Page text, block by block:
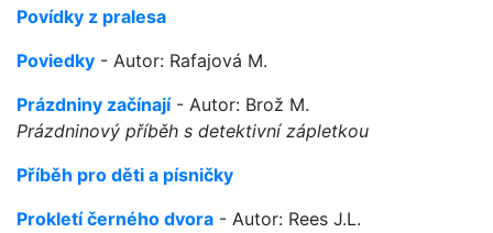
Povídky z pralesa
Poviedky - Autor: Rafajová M.
Prázdniny začínají- Autor: Brož M.
Prázdninový příběh s detektivní zápletkou
Příběh pro děti a písničky
Prokletí černého dvora - Autor: Rees J.L.